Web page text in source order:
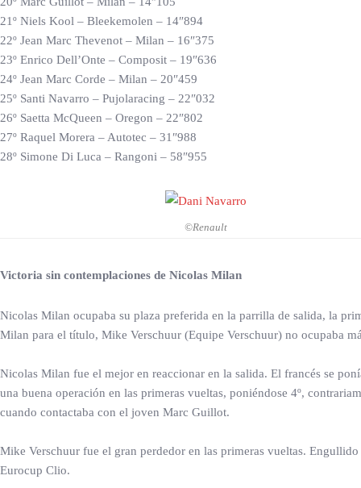
21º Niels Kool – Bleekemolen – 14″894
22º Jean Marc Thevenot – Milan – 16″375
23º Enrico Dell’Onte – Composit – 19″636
24º Jean Marc Corde – Milan – 20″459
25º Santi Navarro – Pujolaracing – 22″032
26º Saetta McQueen – Oregon – 22″802
27º Raquel Morera – Autotec – 31″988
28º Simone Di Luca – Rangoni – 58″955
©Renault
Victoria sin contemplaciones de Nicolas Milan
Nicolas Milan ocupaba su plaza preferida en la parrilla de salida, la
Milan para el título, Mike Verschuur (Equipe Verschuur) no ocupaba
Nicolas Milan fue el mejor en reaccionar en la salida. El francés se
una buena operación en las primeras vueltas, poniéndose 4º,
cuando contactaba con el joven Marc Guillot.
Mike Verschuur fue el gran perdedor en las primeras vueltas.
Eurocup Clio.